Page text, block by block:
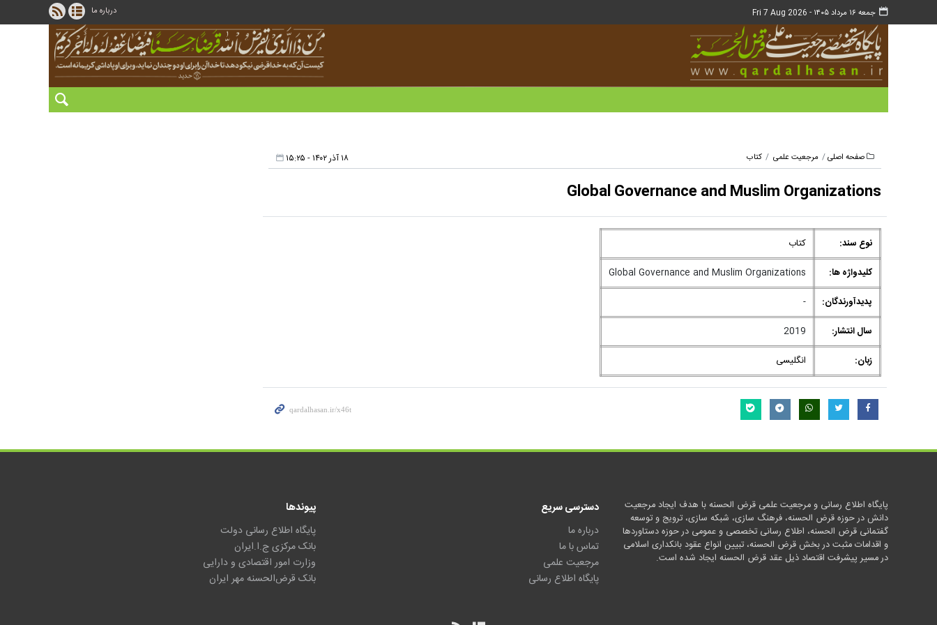
جمعه ۱۶ مرداد ۱۴۰۵ - Fri 7 Aug 2026 درباره ما
صفحه اصلی مرجعیت علمی کتاب ۱۸ آذر ۱۴۰۲ - ۱۵:۲۵
Global Governance and Muslim Organizations
نوع سند:
کتاب
کلیدواژه ها:
Global Governance and Muslim Organizations
پدیدآورندگان:
-
سال انتشار:
2019
زبان:
انگلیسی
پایگاه اطلاع رسانی و مرجعیت علمی قرض الحسنه با هدف ایجاد مرجعیت
دانش در حوزه قرض الحسنه، فرهنگ سازی، شبکه سازی، ترویج و توسعه
گفتمانی قرض الحسنه، اطلاع رسانی تخصصی و عمومی در حوزه دستاوردها
و اقدامات مثبت در بخش قرض الحسنه، تبیین انواع عقود بانکداری اسلامی
در مسیر پیشرفت اقتصاد ذیل عقد قرض الحسنه ایجاد شده است.
دسترسی سریع
درباره ما
تماس با ما
مرجعیت علمی
پایگاه اطلاع رسانی
پیوندها
پایگاه اطلاع رسانی دولت
بانک مرکزی ج.ا.ایران
وزارت امور اقتصادی و دارایی
بانک قرض‌الحسنه مهر ایران